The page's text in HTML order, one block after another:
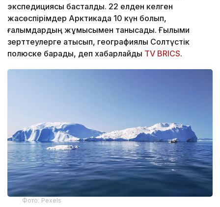
экспедициясы басталды. 22 елден келген
жасөспірімдер Арктикада 10 күн болып,
ғалымдардың жұмысымен танысады. Ғылыми
зерттеулерге қатысып, географиялық Солтүстік
полюске барады, деп хабарлайды TV BRICS.
Фото: Pexels